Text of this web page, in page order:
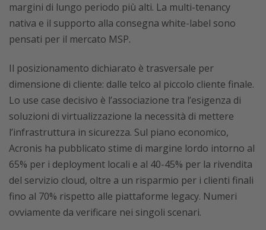
margini di lungo periodo più alti. La multi-tenancy
nativa e il supporto alla consegna white-label sono
pensati per il mercato MSP.
Il posizionamento dichiarato è trasversale per
dimensione di cliente: dalle telco al piccolo cliente finale.
Lo use case decisivo è l’associazione tra l’esigenza di
soluzioni di virtualizzazione la necessità di mettere
l’infrastruttura in sicurezza. Sul piano economico,
Acronis ha pubblicato stime di margine lordo intorno al
65% per i deployment locali e al 40-45% per la rivendita
del servizio cloud, oltre a un risparmio per i clienti finali
fino al 70% rispetto alle piattaforme legacy. Numeri
ovviamente da verificare nei singoli scenari.